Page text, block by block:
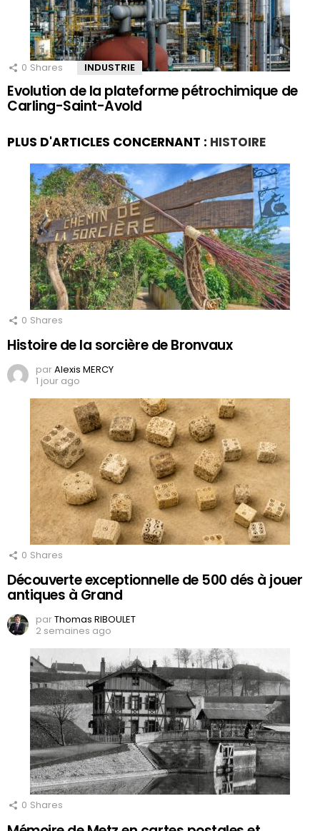
0 Shares INDUSTRIE
Evolution de la plateforme pétrochimique de
Carling-Saint-Avold
PLUS D'ARTICLES CONCERNANT : HISTOIRE
0 Shares
Histoire de la sorcière de Bronvaux
parAlexis MERCY
1 jour ago
0 Shares
Découverte exceptionnelle de 500 dés à jouer
antiques à Grand
parThomas RIBOULET
2 semaines ago
0 Shares